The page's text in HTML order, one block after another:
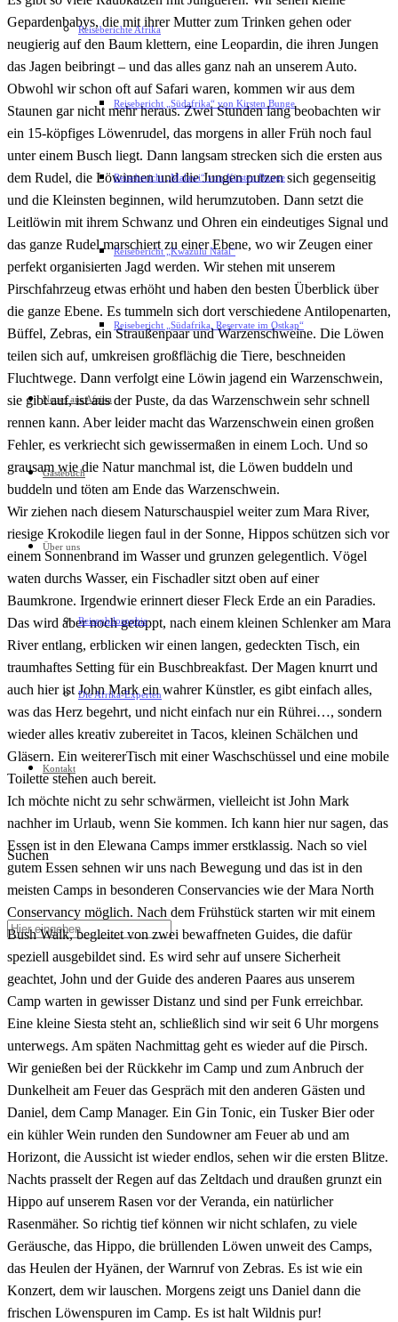
Reiseberichte Afrika
Reisebericht „Südafrika“ von Kirsten Bunge
Reisebericht „Malawi“ von Kirsten Bunge
Reisebericht „Kwazulu Natal“
Reisebericht „Südafrika, Reservate im Ostkap“
Neues aus Afrika
Gästebuch
Über uns
Reisephilosophie
Die Afrika-Experten
Kontakt
Suchen
Gepardenbabys, die mit ihrer Mutter zum Trinken gehen oder
neugierig auf den Baum klettern, eine Leopardin, die ihren Jungen
das Jagen beibringt – und das alles ganz nah an unserem Auto.
Obwohl wir schon oft auf Safari waren, kommen wir aus dem
Staunen gar nicht mehr heraus. Zwei Stunden lang beobachten wir
ein 15-köpfiges Löwenrudel, das morgens in aller Früh noch faul
unter einem Busch liegt. Dann langsam strecken sich die ersten aus
dem Rudel, die Löwinnen und die Jungen putzen sich gegenseitig
und die Kleinsten beginnen, wild herumzutoben. Dann setzt die
Leitlöwin mit ihrem Schwanz und Ohren ein eindeutiges Signal und
das ganze Rudel marschiert zu einer Ebene, wo wir Zeugen einer
perfekt organisierten Jagd werden. Wir stehen mit unserem
Pirschfahrzeug etwas erhöht und haben den besten Überblick über
die ganze Ebene. Es tummeln sich dort verschiedene Antilopenarten,
Büffel, Zebras, ein Straußenpaar und Warzenschweine. Die Löwen
teilen sich auf, umkreisen großflächig die Tiere, beschneiden
Fluchtwege. Dann verfolgt eine Löwin jagend ein Warzenschwein,
sie gibt auf, ist aus der Puste, da das Warzenschwein sehr schnell
rennen kann. Aber leider macht das Warzenschwein einen großen
Fehler, es verkriecht sich gewissermaßen in einem Loch. Und so
grausam wie die Natur manchmal ist, die Löwen buddeln und
buddeln und töten am Ende das Warzenschwein.
Wir ziehen nach diesem Naturschauspiel weiter zum Mara River,
riesige Krokodile liegen faul in der Sonne, Hippos schützen sich vor
einem Sonnenbrand im Wasser und grunzen gelegentlich. Vögel
waten durchs Wasser, ein Fischadler sitzt oben auf einer
Baumkrone. Irgendwie erinnert dieser Fleck Erde an ein Paradies.
Das wird aber noch getoppt, nach einem kleinen Schlenker am Mara
River entlang, erblicken wir einen langen, gedeckten Tisch, ein
traumhaftes Setting für ein Buschbreakfast. Der Magen knurrt und
auch hier ist John Mark ein wahrer Künstler, es gibt einfach alles,
was das Herz begehrt, und nicht einfach nur ein Rührei…, sondern
wieder alles kreativ zubereitet in Tacos, kleinen Schälchen und
Gläsern. Ein weitererTisch mit einer Waschschüssel und eine mobile
Toilette stehen auch bereit.
Ich möchte nicht zu sehr schwärmen, vielleicht ist John Mark
nachher im Urlaub, wenn Sie kommen. Ich kann hier nur sagen, das
Essen ist in den Elewana Camps immer erstklassig. Nach so viel
gutem Essen sehnen wir uns nach Bewegung und das ist in den
meisten Camps in besonderen Conservancies wie der Mara North
Conservancy möglich. Nach dem Frühstück starten wir mit einem
Bush Walk, begleitet von zwei bewaffneten Guides, die dafür
speziell ausgebildet sind. Es wird sehr auf unsere Sicherheit
geachtet, John und der Guide des anderen Paares aus unserem
Camp warten in gewisser Distanz und sind per Funk erreichbar.
Eine kleine Siesta steht an, schließlich sind wir seit 6 Uhr morgens
unterwegs. Am späten Nachmittag geht es wieder auf die Pirsch.
Wir genießen bei der Rückkehr im Camp und zum Anbruch der
Dunkelheit am Feuer das Gespräch mit den anderen Gästen und
Daniel, dem Camp Manager. Ein Gin Tonic, ein Tusker Bier oder
ein kühler Wein runden den Sundowner am Feuer ab und am
Horizont, die Aussicht ist wieder endlos, sehen wir die ersten Blitze.
Nachts prasselt der Regen auf das Zeltdach und draußen grunzt ein
Hippo auf unserem Rasen vor der Veranda, ein natürlicher
Rasenmäher. So richtig tief können wir nicht schlafen, zu viele
Geräusche, das Hippo, die brüllenden Löwen unweit des Camps,
das Heulen der Hyänen, der Warnruf von Zebras. Es ist wie ein
Konzert, dem wir lauschen. Morgens zeigt uns Daniel dann die
frischen Löwenspuren im Camp. Es ist halt Wildnis pur!